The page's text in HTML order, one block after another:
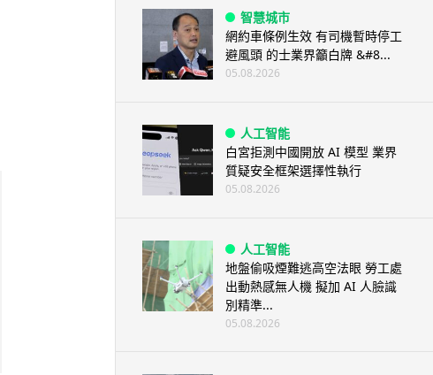
智慧城市
網約車條例生效 有司機暫時停工
避風頭 的士業界籲白牌 &#8...
05.08.2026
人工智能
白宮拒測中國開放 AI 模型 業界
質疑安全框架選擇性執行
05.08.2026
人工智能
地盤偷吸煙難逃高空法眼 勞工處
出動熱感無人機 擬加 AI 人臉識
別精準...
05.08.2026